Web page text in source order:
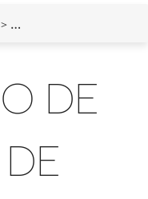
Capacitación en Módulo
DE